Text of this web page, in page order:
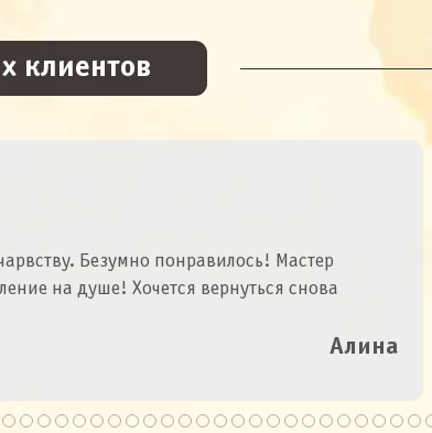
клиентов
Безумно понравилось! Мастер
на душе! Хочется вернуться снова
Алина